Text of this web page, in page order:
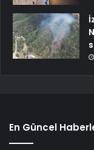
En Güncel